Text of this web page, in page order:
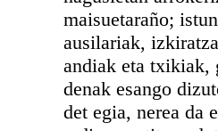
maisuetaraño;
ausilariak,
andiak eta txikiak,
denak esango
det egia, nerea da